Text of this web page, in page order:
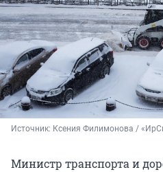
Источник: Ксения Филимонова /
Министр транспорта и